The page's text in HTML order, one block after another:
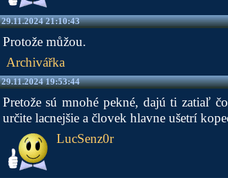
29.11.2024 21:10:43
Protože můžou.
Archivářka
29.11.2024 19:53:44
Pretože sú mnohé pekné, dajú ti zatiaľ
určite lacnejšie a človek hlavne ušetrí
LucSenz0r